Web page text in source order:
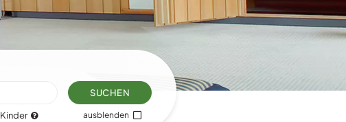
ausblenden
Kinder
SUCHEN